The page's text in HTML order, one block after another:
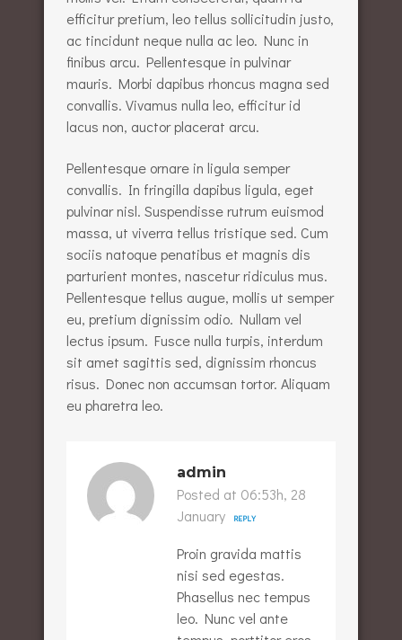
efficitur pretium, leo tellus sollicitudin justo,
ac tincidunt neque nulla ac leo. Nunc in
finibus arcu. Pellentesque in pulvinar
mauris. Morbi dapibus rhoncus magna sed
convallis. Vivamus nulla leo, efficitur id
lacus non, auctor placerat arcu.
Pellentesque ornare in ligula semper
convallis. In fringilla dapibus ligula, eget
pulvinar nisl. Suspendisse rutrum euismod
massa, ut viverra tellus tristique sed. Cum
sociis natoque penatibus et magnis dis
parturient montes, nascetur ridiculus mus.
Pellentesque tellus augue, mollis ut semper
eu, pretium dignissim odio. Nullam vel
lectus ipsum. Fusce nulla turpis, interdum
sit amet sagittis sed, dignissim rhoncus
risus. Donec non accumsan tortor. Aliquam
eu pharetra leo.
admin
Posted at 06:53h, 28
January
REPLY
Proin gravida mattis
nisi sed egestas.
Phasellus nec tempus
leo. Nunc vel ante